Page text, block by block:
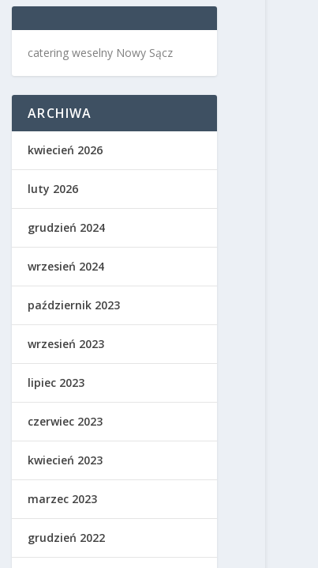
catering weselny Nowy Sącz
ARCHIWA
kwiecień 2026
luty 2026
grudzień 2024
wrzesień 2024
październik 2023
wrzesień 2023
lipiec 2023
czerwiec 2023
kwiecień 2023
marzec 2023
grudzień 2022